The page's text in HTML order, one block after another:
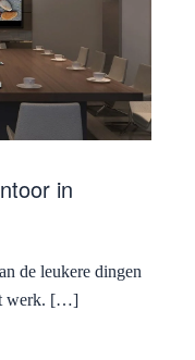
in
de leukere dingen
werk. […]